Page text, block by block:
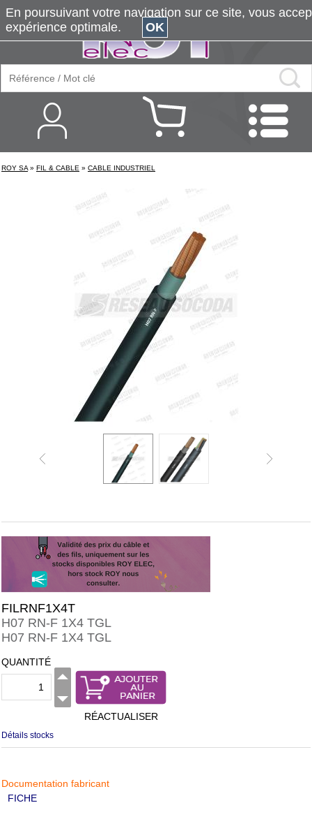
ROY SA » FIL & CABLE » CABLE INDUSTRIEL
FILRNF1X4T
H07 RN-F 1X4 TGL
H07 RN-F 1X4 TGL
QUANTITÉ
RÉACTUALISER
Détails stocks
Documentation fabricant
FICHE
En poursuivant votre navigation sur ce site, vous
expérience optimale.
OK